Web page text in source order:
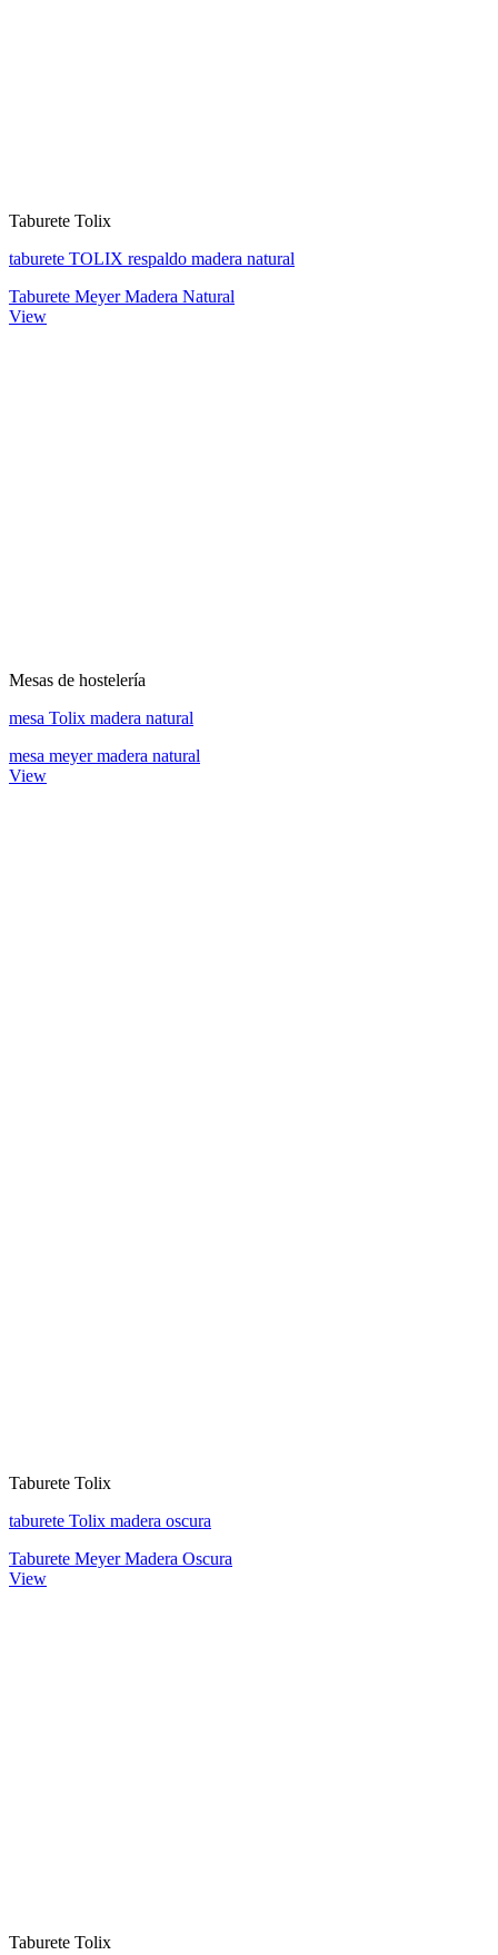
Taburete Tolix
taburete TOLIX respaldo madera natural
Taburete Meyer Madera Natural
View
Mesas de hostelería
mesa Tolix madera natural
mesa meyer madera natural
View
Taburete Tolix
taburete Tolix madera oscura
Taburete Meyer Madera Oscura
View
Taburete Tolix